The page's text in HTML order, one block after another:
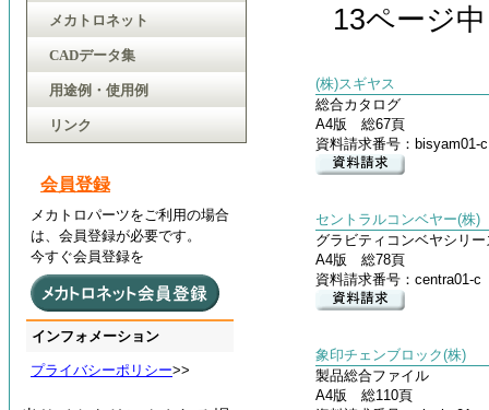
13ページ
(株)スギヤス
総合カタログ
A4版 総67頁
資料請求番号：bisyam01-c
セントラルコンベヤー(株)
グラビティコンベヤシリー
A4版 総78頁
資料請求番号：centra01-c
象印チェンブロック(株)
製品総合ファイル
A4版 総110頁
メカトロネット
CADデータ集
用途例・使用例
リンク
会員登録
メカトロパーツをご利用の場合
は、会員登録が必要です。
今すぐ会員登録を
インフォメーション
プライバシーポリシー>>